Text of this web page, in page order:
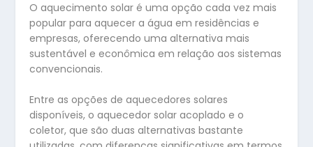
O aquecimento solar é uma opção cada vez mais
popular para aquecer a água em residências e
empresas, oferecendo uma alternativa mais
sustentável e econômica em relação aos sistemas
convencionais.
Entre as opções de aquecedores solares
disponíveis, o aquecedor solar acoplado e o
coletor, que são duas alternativas bastante